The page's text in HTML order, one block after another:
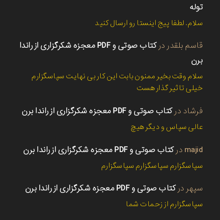
توله
سلام. لطفا پیج اینستا رو ارسال کنید
قاسم بلقدر در
کتاب صوتی و PDF معجزه شکرگزاری از راندا
برن
سلام وقت بخیر ممنون بابت این کار بی نهایت سپاسگزارم
خیلی تاثیر گذار هست
فرشاد درکتاب صوتی و PDF معجزه شکرگزاری از راندا برن
عالی سپاس و دیگر هیچ
majid درکتاب صوتی و PDF معجزه شکرگزاری از راندا برن
سپاسگزارم سپاسگزارم سپاسگزارم
سپهر درکتاب صوتی و PDF معجزه شکرگزاری از راندا برن
سپاسگزارم از زحمات شما